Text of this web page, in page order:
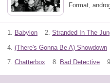
Format,
1. Babylon 2. Stranded In The
4. (There's Gonna Be A) Showdown
7. Chatterbox 8. Bad Detective